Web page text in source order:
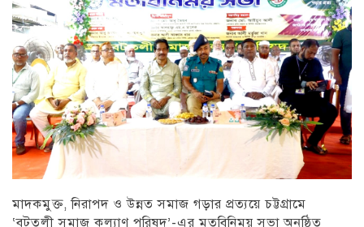
মাদকমুক্ত, নিরাপদ ও উন্নত সমাজ গড়ার প্রত্যয়ে চট্টগ্রামে
‘বটতলী সমাজ কল্যাণ পরিষদ’-এর মতবিনিময় সভা অনুষ্ঠিত